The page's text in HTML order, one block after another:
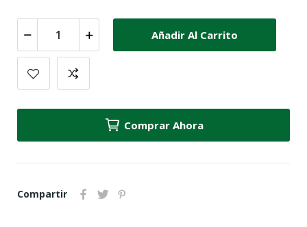
Añadir Al Carrito
Comprar Ahora
Compartir